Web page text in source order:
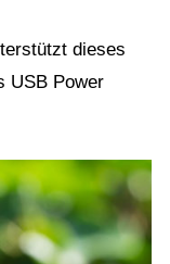
dieses
USB Power